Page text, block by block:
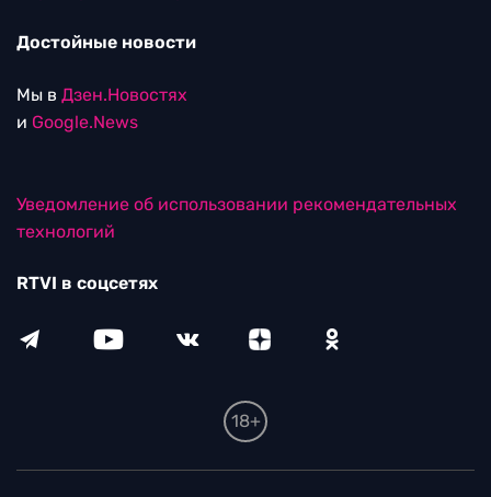
Достойные новости
Мы в Дзен.Новостях
и Google.News
Уведомление об использовании рекомендательных
технологий
RTVI в соцсетях
18+